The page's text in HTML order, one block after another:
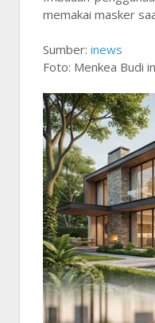
memakai masker
Sumber: inews
Foto: Menkea Budi